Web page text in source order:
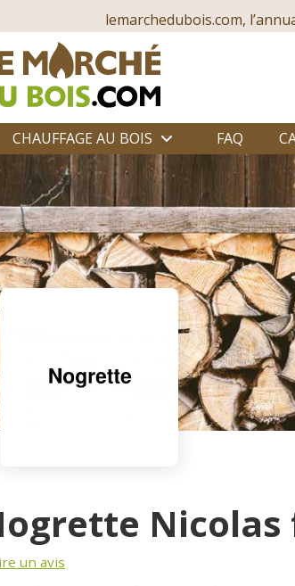
lemarchedubois.com,
CHAUFFAGE AU BOIS FAQ
Nicolas
un avis